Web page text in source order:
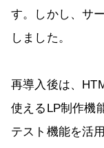
す。しかし、サ
しました。
再導入後は、
使えるLP制作機
テスト機能を活